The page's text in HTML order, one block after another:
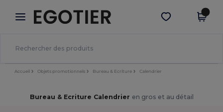
× Appli Egotier
Meilleurs prix sur l’app !
Obtenir l'appli
Accueil Objets promotionnels Bureau & Ecriture Calendrier
Bureau & Ecriture Calendrier en gros et au détail